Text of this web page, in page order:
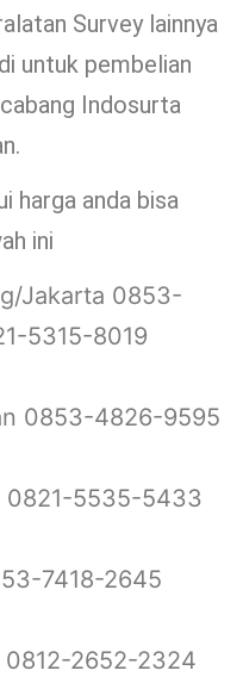
Survey lainnya
untuk pembelian
Indosurta
harga anda bisa
ini
Jakarta 0853-
5315-8019
0853-4826-9595
0821-5535-5433
7418-2645
0812-2652-2324